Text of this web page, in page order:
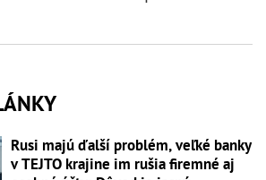
Rusi majú ďalší problém, veľké banky
v TEJTO krajine im rušia firemné aj